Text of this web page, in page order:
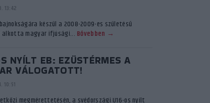
13:42
készül a 2008-2009-es születésű
alkotta magyar ifjúsági... Bővebben →
NYÍLT EB: EZÜSTÉRMES A
VÁLOGATOTT!
10:51
megmérettetésén, a svédországi U16-os nyílt